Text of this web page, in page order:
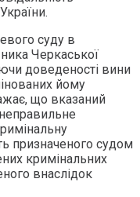
суду в
Черкаської
доведеності вини
йому
що вказаний
призначеного судом
кримінальних
внаслідок